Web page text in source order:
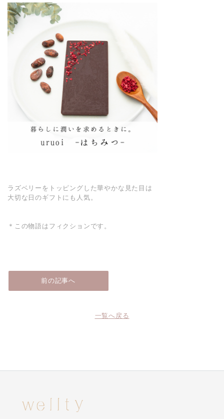
ラズベリーをトッピングした華やかな見た目は
大切な日のギフトにも人気。
＊この物語はフィクションです。
前の記事へ
一覧へ戻る